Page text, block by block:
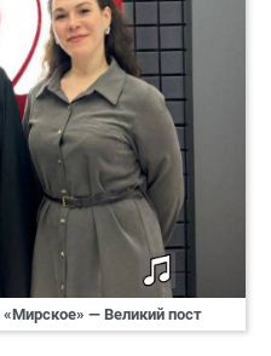
— Великий пост